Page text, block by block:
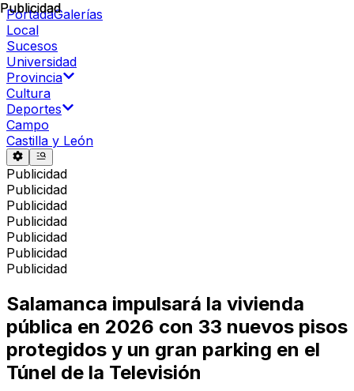
PortadaGalerías
Local
Sucesos
Universidad
Provincia
Cultura
Deportes
Campo
Castilla y León
Publicidad
Publicidad
Publicidad
Publicidad
Publicidad
Publicidad
Publicidad
Publicidad
Salamanca impulsará la vivienda
pública en 2026 con 33 nuevos pisos
protegidos y un gran parking en el
Túnel de la Televisión
Publicidad